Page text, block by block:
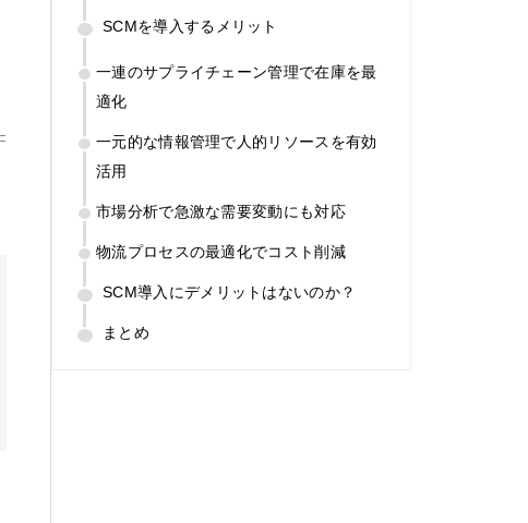
SCMを導入するメリット
一連のサプライチェーン管理で在庫を最
適化
一元的な情報管理で人的リソースを有効
活用
市場分析で急激な需要変動にも対応
物流プロセスの最適化でコスト削減
SCM導入にデメリットはないのか？
まとめ